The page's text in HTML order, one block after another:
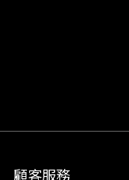
顧客服務